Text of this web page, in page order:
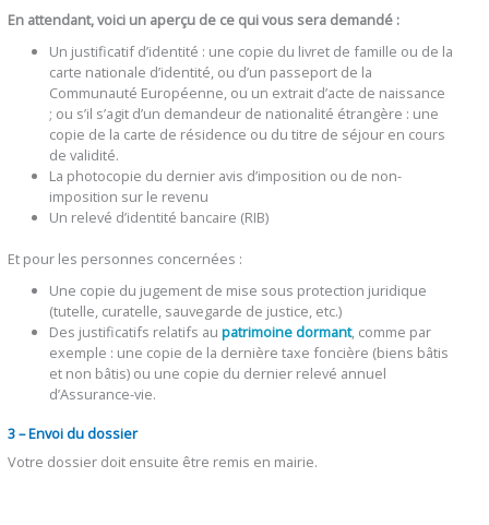
En attendant, voici un aperçu de ce qui vous sera demandé :
Un justificatif d’identité : une copie du livret de famille ou de la
carte nationale d’identité, ou d’un passeport de la
Communauté Européenne, ou un extrait d’acte de naissance
; ou s’il s’agit d’un demandeur de nationalité étrangère : une
copie de la carte de résidence ou du titre de séjour en cours
de validité.
La photocopie du dernier avis d’imposition ou de non-
imposition sur le revenu
Un relevé d’identité bancaire (RIB)
Et pour les personnes concernées :
Une copie du jugement de mise sous protection juridique
(tutelle, curatelle, sauvegarde de justice, etc.)
Des justificatifs relatifs aupatrimoine dormant, comme par
exemple : une copie de la dernière taxe foncière (biens bâtis
et non bâtis) ou une copie du dernier relevé annuel
d’Assurance-vie.
3 – Envoi du dossier
Votre dossier doit ensuite être remis en mairie.